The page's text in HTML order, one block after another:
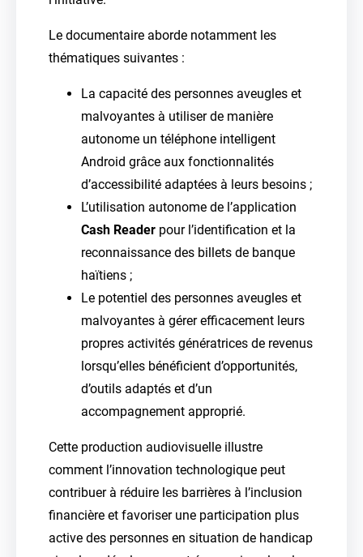
Le documentaire aborde notamment les
thématiques suivantes :
La capacité des personnes aveugles et
malvoyantes à utiliser de manière
autonome un téléphone intelligent
Android grâce aux fonctionnalités
d’accessibilité adaptées à leurs besoins ;
L’utilisation autonome de l’application
Cash Reader pour l’identification et la
reconnaissance des billets de banque
haïtiens ;
Le potentiel des personnes aveugles et
malvoyantes à gérer efficacement leurs
propres activités génératrices de revenus
lorsqu’elles bénéficient d’opportunités,
d’outils adaptés et d’un
accompagnement approprié.
Cette production audiovisuelle illustre
comment l’innovation technologique peut
contribuer à réduire les barrières à l’inclusion
financière et favoriser une participation plus
active des personnes en situation de handicap